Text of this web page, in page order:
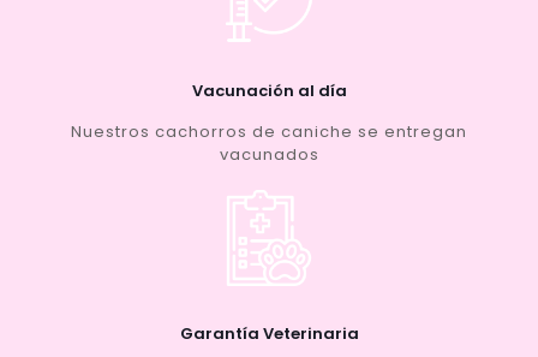
Vacunación al día
Nuestros cachorros de caniche se entregan
vacunados
Garantía Veterinaria